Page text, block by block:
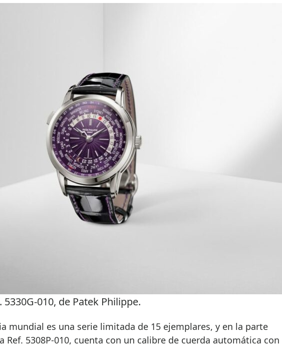
5330G-010, de Patek Philippe.
mundial es una serie limitada de 15 ejemplares, y en la parte
Ref. 5308P-010, cuenta con un calibre de cuerda automática con